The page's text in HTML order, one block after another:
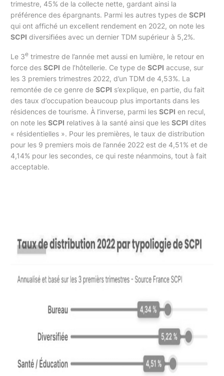
trimestre, 45% de la collecte nette, gardant ainsi la
préférence des épargnants. Parmi les autres types de SCPI
qui ont affiché un excellent rendement en 2022, on note les
SCPI diversifiées avec un dernier TDM supérieur à 5,2%.
Le 3e trimestre de l’année met aussi en lumière, le retour en
force des SCPI de l’hôtellerie. Ce type de SCPI accuse, sur
les 3 premiers trimestres 2022, d’un TDM de 4,53%. La
remontée de ce genre de SCPI s’explique, en partie, du fait
des taux d’occupation beaucoup plus importants dans les
résidences de tourisme. À l’inverse, parmi les SCPI en recul,
on note les SCPI relatives à la santé ainsi que les SCPI dites
« résidentielles ». Pour les premières, le taux de distribution
pour les 9 premiers mois de l’année 2022 est de 4,51% et de
4,14% pour les secondes, ce qui reste néanmoins, tout à fait
acceptable.